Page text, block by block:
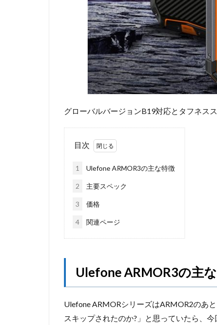
グローバルバージョンB19対応とタフネス
目次
1 Ulefone ARMOR3の主な特徴
2 主要スペック
3 価格
4 関連ページ
Ulefone ARMOR3の主
Ulefone ARMORシリーズはARMOR2のあ
スキップされたのか?」と思っていたら、